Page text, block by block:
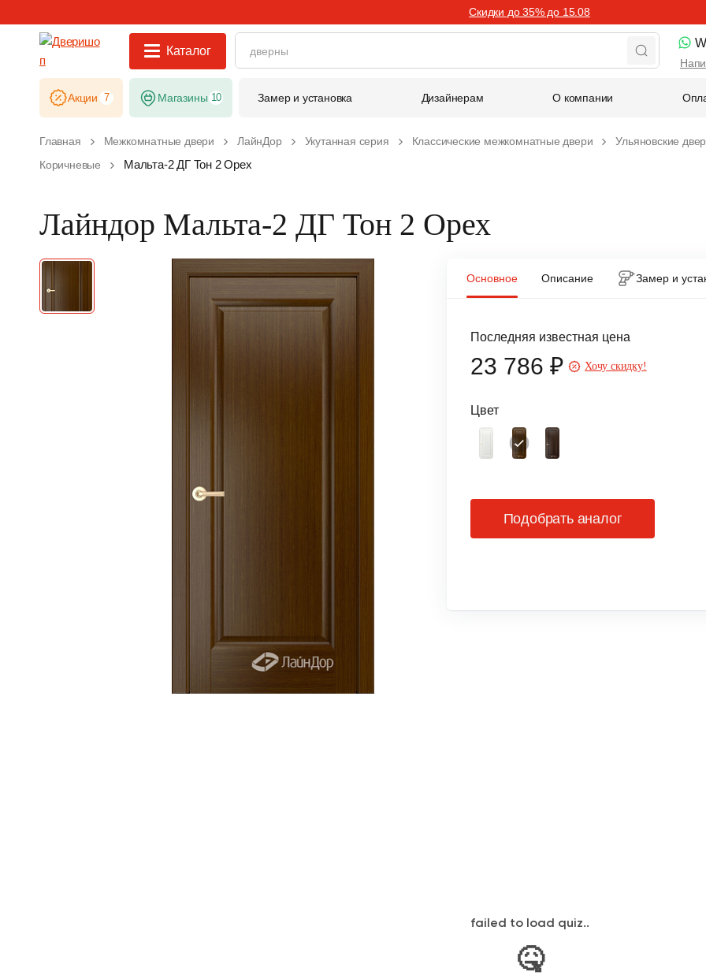
Скидки до 35% до 15.08
Каталог
Акции 7 Магазины 10 Замер и установка Дизайнерам О компании
Главная Межкомнатные двери ЛайнДор Укутанная серия Классические межкомнатные двери
Ульяновские
Коричневые
Мальта-2 ДГ Тон 2 Орех
Лайндор Мальта-2 ДГ Тон 2 Орех
Основное Описание Замер и
Цвет
Последняя известная цена
23 786 ₽ Хочу скидку!
Подобрать аналог